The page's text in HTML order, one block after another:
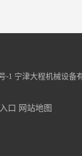
-1 宁津大程机械设备
口 网站地图